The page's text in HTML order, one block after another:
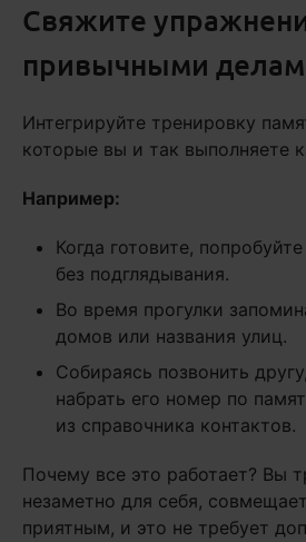
Свяжите
привычными
Интегрируйте тренировку
которые вы и так выполняете
Например:
Когда готовите,
без подглядывания.
Во время прогулки
домов или названия улиц.
Собираясь позвонить
набрать его номер по
из справочника контактов.
Почему все это работает? Вы
незаметно для себя,
приятным, и это не требует